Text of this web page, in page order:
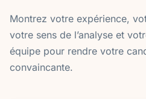
Montrez votre expérience,
votre sens de l’analyse et
équipe pour rendre votre
convaincante.